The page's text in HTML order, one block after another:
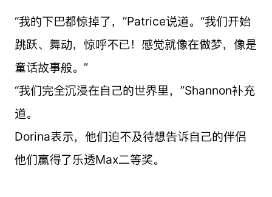
“我的下巴都惊掉了，”Patrice说道。“我们开始
跳跃、舞动，惊呼不已！感觉就像在做梦，像是
童话故事般。”
“我们完全沉浸在自己的世界里，”Shannon补充
道。
Dorina表示，他们迫不及待想告诉自己的伴侣
他们赢得了乐透Max二等奖。